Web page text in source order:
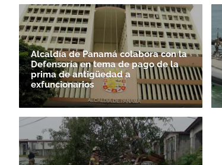
Alcaldía de Panamá colabora con la
Defensoría en tema de pago de la
prima de antigüedad a
exfuncionarios